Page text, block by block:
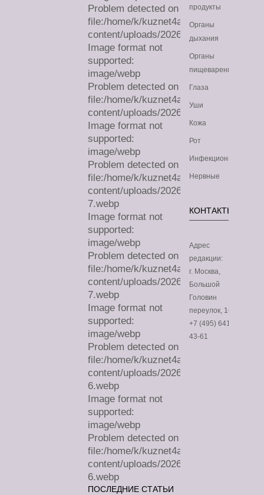
Problem detected on
file:/home/k/kuznet4a/
content/uploads/2026/08/sa.webp
Image format not
supported:
image/webp
Problem detected on
file:/home/k/kuznet4a/
content/uploads/2026/08/sa.webp
Image format not
supported:
image/webp
Problem detected on
file:/home/k/kuznet4a/
content/uploads/2026/07/sa-
7.webp
Image format not
supported:
image/webp
Problem detected on
file:/home/k/kuznet4a/
content/uploads/2026/07/sa-
7.webp
Image format not
supported:
image/webp
Problem detected on
file:/home/k/kuznet4a/
content/uploads/2026/07/sa-
6.webp
Image format not
supported:
image/webp
Problem detected on
file:/home/k/kuznet4a/
content/uploads/2026/07/sa-
6.webp
ПОСЛЕДНИЕ СТАТЬИ
продукты
Органы
дыхания
Органы
пищеварения
Глаза
Уши
Кожа
Рот
Инфекционные
Нервные
КОНТАКТЫ
Адрес
редакции:
г. Москва,
Большой
Головин
переулок, 16
+7 (495) 641-
43-61